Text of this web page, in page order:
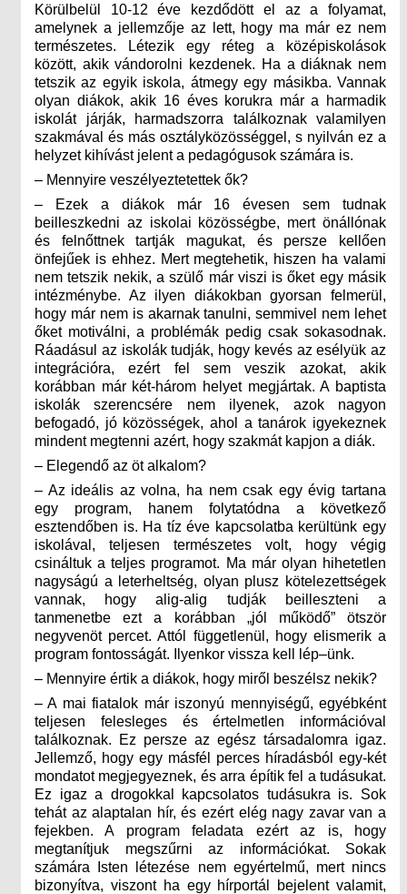
Körülbelül 10-12 éve kezdődött el az a folyamat,
amelynek a jellemzője az lett, hogy ma már ez nem
természetes. Létezik egy réteg a középiskolások
között, akik vándorolni kezdenek. Ha a diáknak nem
tetszik az egyik iskola, átmegy egy másikba. Vannak
olyan diákok, akik 16 éves korukra már a harmadik
iskolát járják, harmadszorra találkoznak valamilyen
szakmával és más osztályközösséggel, s nyilván ez a
helyzet kihívást jelent a pedagógusok számára is.
– Mennyire veszélyeztetettek ők?
– Ezek a diákok már 16 évesen sem tudnak
beilleszkedni az iskolai közösségbe, mert önállónak
és felnőttnek tartják magukat, és persze kellően
önfejűek is ehhez. Mert megtehetik, hiszen ha valami
nem tetszik nekik, a szülő már viszi is őket egy másik
intézménybe. Az ilyen diákokban gyorsan felmerül,
hogy már nem is akarnak tanulni, semmivel nem lehet
őket motiválni, a problémák pedig csak sokasodnak.
Ráadásul az iskolák tudják, hogy kevés az esélyük az
integrációra, ezért fel sem veszik azokat, akik
korábban már két-három helyet megjártak. A baptista
iskolák szerencsére nem ilyenek, azok nagyon
befogadó, jó közösségek, ahol a tanárok igyekeznek
mindent megtenni azért, hogy szakmát kapjon a diák.
– Elegendő az öt alkalom?
– Az ideális az volna, ha nem csak egy évig tartana
egy program, hanem folytatódna a következő
esztendőben is. Ha tíz éve kapcsolatba kerültünk egy
iskolával, teljesen természetes volt, hogy végig
csináltuk a teljes programot. Ma már olyan hihetetlen
nagyságú a leterheltség, olyan plusz kötelezettségek
vannak, hogy alig-alig tudják beilleszteni a
tanmenetbe ezt a korábban „jól működő” ötször
negyvenöt percet. Attól függetlenül, hogy elismerik a
program fontosságát. Ilyenkor vissza kell lép–ünk.
– Mennyire értik a diákok, hogy miről beszélsz nekik?
– A mai fiatalok már iszonyú mennyiségű, egyébként
teljesen felesleges és értelmetlen információval
találkoznak. Ez persze az egész társadalomra igaz.
Jellemző, hogy egy másfél perces híradásból egy-két
mondatot megjegyeznek, és arra építik fel a tudásukat.
Ez igaz a drogokkal kapcsolatos tudásukra is. Sok
tehát az alaptalan hír, és ezért elég nagy zavar van a
fejekben. A program feladata ezért az is, hogy
megtanítjuk megszűrni az információkat. Sokak
számára Isten létezése nem egyértelmű, mert nincs
bizonyítva, viszont ha egy hírportál bejelent valamit,